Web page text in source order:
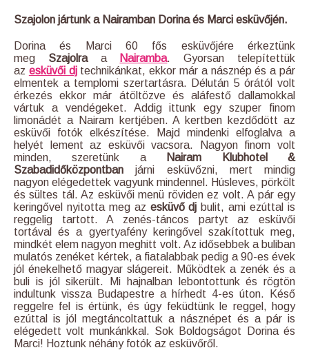
Szajolon jártunk a Nairamban Dorina és Marci esküvőjén.
Dorina és Marci 60 fős esküvőjére érkeztünk
meg Szajolraa Nairamba. Gyorsan telepítettük
az esküvői djtechnikánkat, ekkor már a násznép és a pár
elmentek a templomi szertartásra. Délután 5 órától volt
érkezés ekkor már átöltözve és aláfestő dallamokkal
vártuk a vendégeket. Addig ittunk egy szuper finom
limonádét a Nairam kertjében. A kertben kezdődött az
esküvői fotók elkészítése. Majd mindenki elfoglalva a
helyét lement az esküvői vacsora. Nagyon finom volt
minden, szeretünk a
Nairam Klubhotel &
Szabadidőközpont‎ban járni esküvőzni, mert mindig
nagyon elégedettek vagyunk mindennel. Húsleves, pörkölt
és sültes tál. Az esküvői menü röviden ez volt. A pár egy
keringővel nyitotta meg az esküvő dj bulit, ami ezúttal is
reggelig tartott. A zenés-táncos partyt az esküvői
tortával és a gyertyafény keringővel szakítottuk meg,
mindkét elem nagyon meghitt volt. Az idősebbek a buliban
mulatós zenéket kértek, a fiatalabbak pedig a 90-es évek
jól énekelhető magyar slágereit. Működtek a zenék és a
buli is jól sikerült. Mi hajnalban lebontottunk és rögtön
indultunk vissza Budapestre a hírhedt 4-es úton. Késő
reggelre fel is értünk, és úgy feküdtünk le reggel, hogy
ezúttal is jól megtáncoltattuk a násznépet és a pár is
elégedett volt munkánkkal. Sok Boldogságot Dorina és
Marci! Hoztunk néhány fotók az esküvőről.